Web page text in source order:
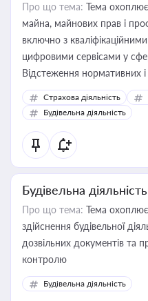
Про що тема: Тема
майна, майнових прав і
включно з
цифровими сервісами у
Відстеження нормативних
корисне для власника
бухгалтера під час
державного майна,
статусу суб'єктів оціночної
Страхова діяльність
Будівельна діяльність
Будівельна діяльність
Про що тема: Тема
здійснення будівельної
дозвільних документів та
контролю
Будівельна діяльність